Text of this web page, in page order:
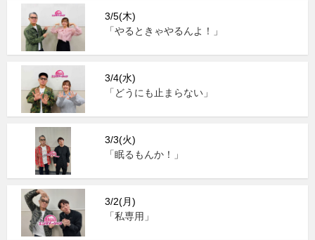
3/5(木)
「やるときゃやるんよ！」
3/4(水)
「どうにも止まらない」
3/3(火)
「眠るもんか！」
3/2(月)
「私専用」